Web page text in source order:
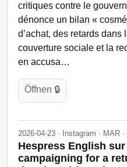
critiques contre le
dénonce un bilan «
d’achat, des retards dans
couverture sociale et la
en accusa…
Öffnen 🔒
2026-04-23 · Instagram · MAR ·
Hespress English
campaigning for a